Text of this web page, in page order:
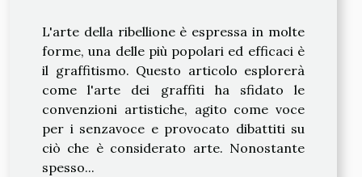
L'arte della ribellione è espressa in molte
forme, una delle più popolari ed efficaci è
il graffitismo. Questo articolo esplorerà
come l'arte dei graffiti ha sfidato le
convenzioni artistiche, agito come voce
per i senzavoce e provocato dibattiti su
ciò che è considerato arte. Nonostante
spesso...